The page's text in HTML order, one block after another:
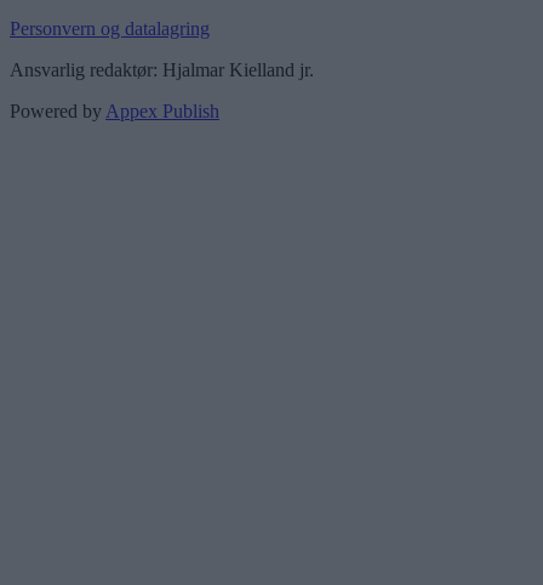
Personvern og datalagring
Ansvarlig redaktør: Hjalmar Kielland jr.
Powered by Appex Publish